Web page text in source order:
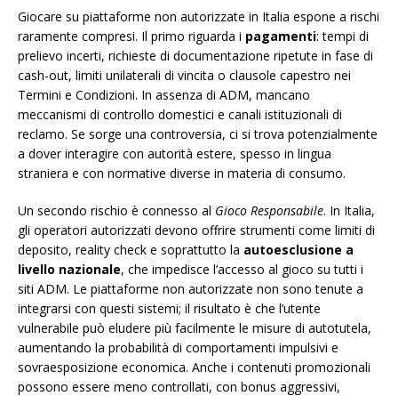
Giocare su piattaforme non autorizzate in Italia espone a rischi
raramente compresi. Il primo riguarda i pagamenti: tempi di
prelievo incerti, richieste di documentazione ripetute in fase di
cash-out, limiti unilaterali di vincita o clausole capestro nei
Termini e Condizioni. In assenza di ADM, mancano
meccanismi di controllo domestici e canali istituzionali di
reclamo. Se sorge una controversia, ci si trova potenzialmente
a dover interagire con autorità estere, spesso in lingua
straniera e con normative diverse in materia di consumo.
Un secondo rischio è connesso al Gioco Responsabile. In Italia,
gli operatori autorizzati devono offrire strumenti come limiti di
deposito, reality check e soprattutto la autoesclusione a
livello nazionale, che impedisce l’accesso al gioco su tutti i
siti ADM. Le piattaforme non autorizzate non sono tenute a
integrarsi con questi sistemi; il risultato è che l’utente
vulnerabile può eludere più facilmente le misure di autotutela,
aumentando la probabilità di comportamenti impulsivi e
sovraesposizione economica. Anche i contenuti promozionali
possono essere meno controllati, con bonus aggressivi,